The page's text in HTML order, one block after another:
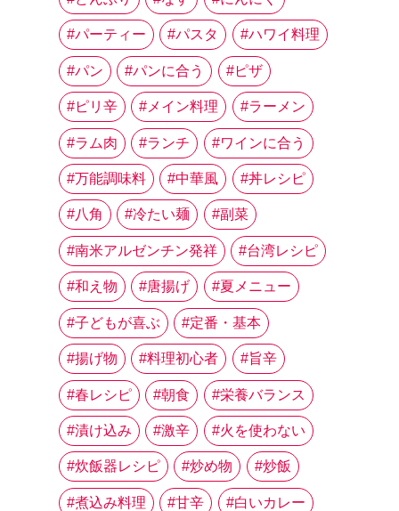
パーティー パスタ ハワイ料理
パン パンに合う ピザ
ピリ辛 メイン料理 ラーメン
ラム肉 ランチ ワインに合う
万能調味料 中華風 丼レシピ
八角 冷たい麺 副菜
南米アルゼンチン発祥 台湾レシピ
和え物 唐揚げ 夏メニュー
子どもが喜ぶ 定番・基本
揚げ物 料理初心者 旨辛
春レシピ 朝食 栄養バランス
漬け込み 激辛 火を使わない
炊飯器レシピ 炒め物 炒飯
煮込み料理 甘辛 白いカレー